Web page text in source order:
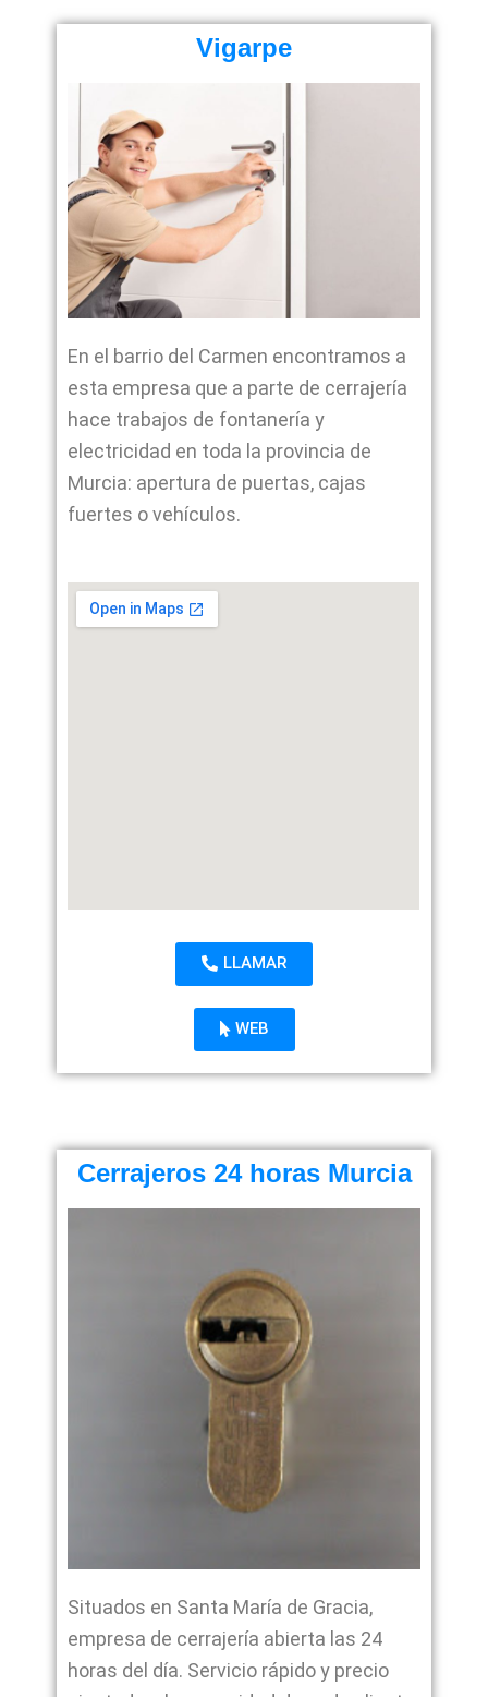
Vigarpe
En el barrio del Carmen encontramos a
esta empresa que a parte de cerrajería
hace trabajos de fontanería y
electricidad en toda la provincia de
Murcia: apertura de puertas, cajas
fuertes o vehículos.
LLAMAR
WEB
Cerrajeros 24 horas Murcia
Situados en Santa María de Gracia,
empresa de cerrajería abierta las 24
horas del día. Servicio rápido y precio